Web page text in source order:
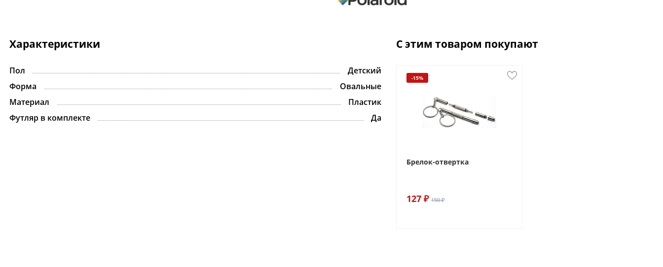
Характеристики
Пол
Детский
Форма
Овальные
Материал
Пластик
Футляр в комплекте
Да
С этим товаром покупают
-15%
Брелок-отвертка
127 ₽ 150 ₽